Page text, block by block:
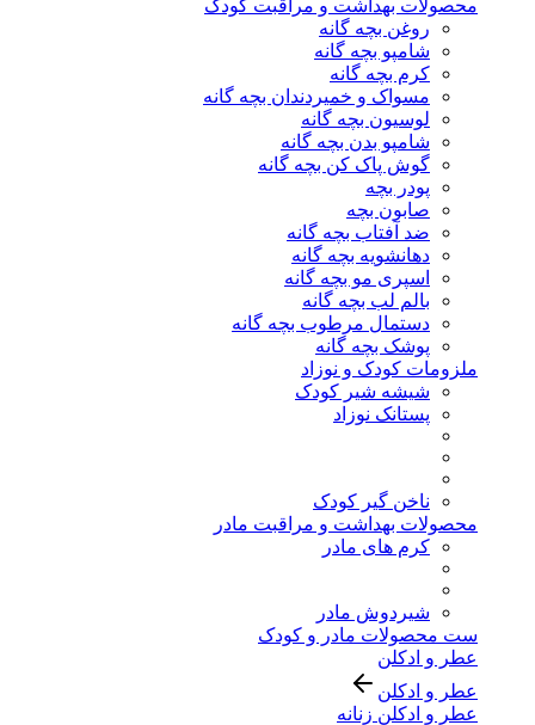
محصولات بهداشت و مراقبت کودک
روغن بچه گانه
شامپو بچه گانه
کرم بچه گانه
مسواک و خمیردندان بچه گانه
لوسیون بچه گانه
شامپو بدن بچه گانه
گوش پاک کن بچه گانه
پودر بچه
صابون بچه
ضد آفتاب بچه گانه
دهانشویه بچه گانه
اسپری مو بچه گانه
بالم لب بچه گانه
دستمال مرطوب بچه گانه
پوشک بچه گانه
ملزومات کودک و نوزاد
شیشه شیر کودک
پستانک نوزاد
ناخن گیر کودک
محصولات بهداشت و مراقبت مادر
کرم های مادر
شیردوش مادر
ست محصولات مادر و کودک
عطر و ادکلن
عطر و ادکلن
عطر و ادکلن زنانه